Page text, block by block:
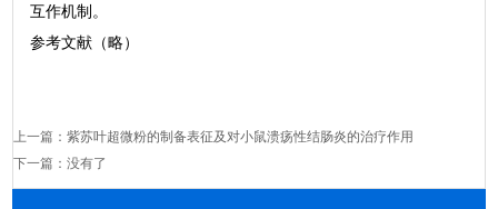
互作机制。
参考文献（略）
上一篇：紫苏叶超微粉的制备表征及对小鼠溃疡性结肠炎的治疗作用
下一篇：没有了